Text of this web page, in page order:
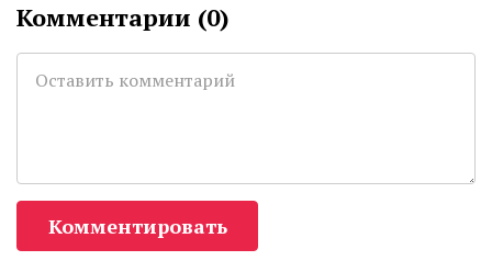
Комментарии (0)
Комментировать